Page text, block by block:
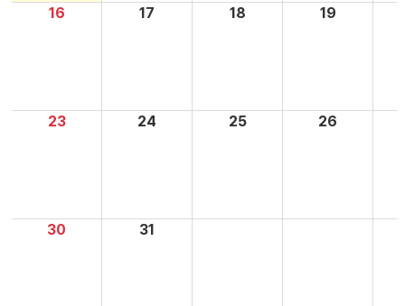
16 17 18 19
23 24 25 26
30 31